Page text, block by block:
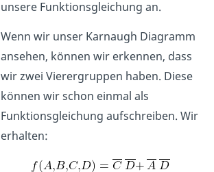
unsere Funktionsgleichung an.
Wenn wir unser Karnaugh Diagramm
ansehen, können wir erkennen, dass
wir zwei Vierergruppen haben. Diese
können wir schon einmal als
Funktionsgleichung aufschreiben. Wir
erhalten: